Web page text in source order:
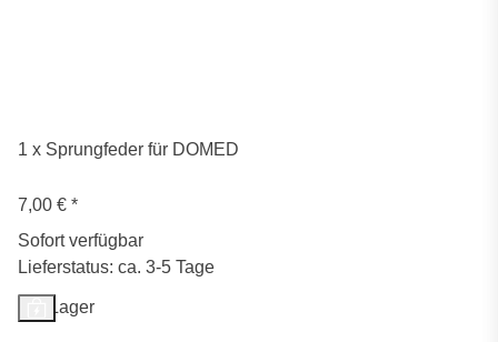
1 x Sprungfeder für DOMED
7,00 € *
Sofort verfügbar
Lieferstatus: ca. 3-5 Tage
Auf Lager